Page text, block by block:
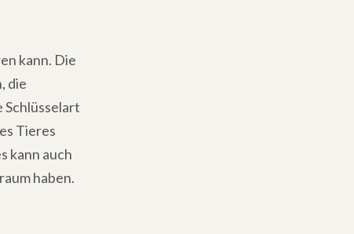
kann. Die
die
Schlüsselart
Tieres
kann auch
haben.